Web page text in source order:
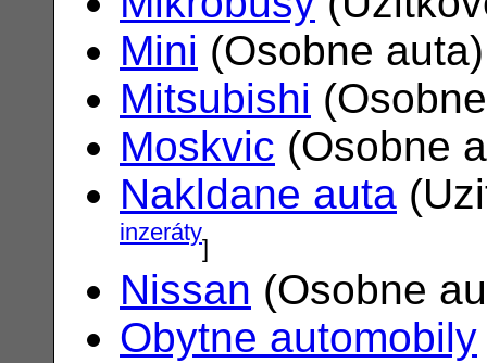
Mini (Osobne
Mitsubishi
Moskvic (Osobne
Nakldane auta
inzeráty]
Nissan (Osobne
Obytne automobily